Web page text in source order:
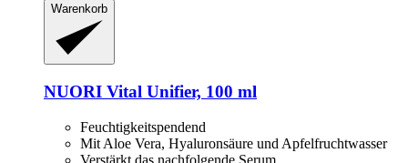
Warenkorb
NUORI Vital Unifier, 100 ml
Feuchtigkeitspendend
Mit Aloe Vera, Hyaluronsäure und Apfelfruchtwasser
Verstärkt das nachfolgende Serum